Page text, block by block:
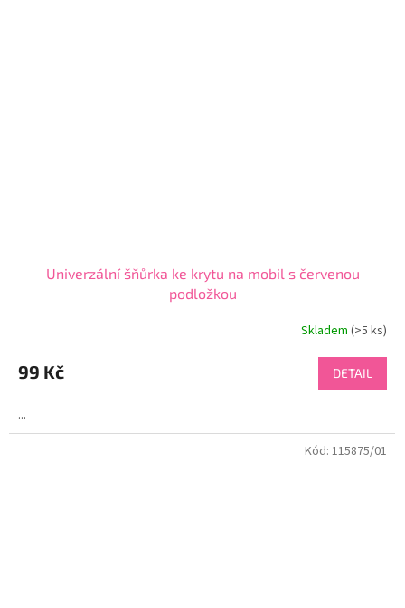
Univerzální šňůrka ke krytu na mobil s červenou
podložkou
produktu
je
z
5
Skladem(>5 ks)
99 Kč DETAIL
...
Kód: 115875/01